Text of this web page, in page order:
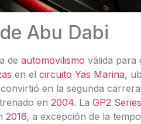
Abu Dabi
de automovilismo válida para
en el circuito Yas Marina,
en la segunda
en 2004. La GP2 Series
2016, a excepción de la